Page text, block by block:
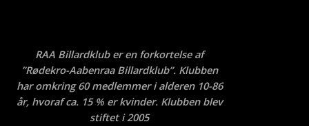
RAA Billardklub er en forkortelse af
”Rødekro-Aabenraa Billardklub”. Klubben
har omkring 60 medlemmer i alderen 10-86
år, hvoraf ca. 15 % er kvinder. Klubben blev
stiftet i 2005